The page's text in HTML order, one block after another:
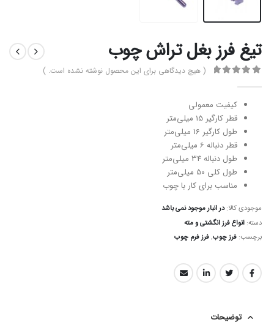
تیغ فرز بغل تراش چوب
( هیچ دیدگاهی برای این محصول نوشته نشده است. )
کیفیت معمولی
قطر کارگیر 15 میلی‌متر
طول کارگیر 16 میلی‌متر
قطر دنباله 6 میلی‌متر
طول دنباله 34 میلی‌متر
طول کلی 50 میلی‌متر
مناسب برای کار با چوب
موجودی کالا:در انبار موجود نمی باشد
دسته: انواع فرز انگشتی و مته
برچسب: فرز چوب,فرز فرم چوب
توضیحات